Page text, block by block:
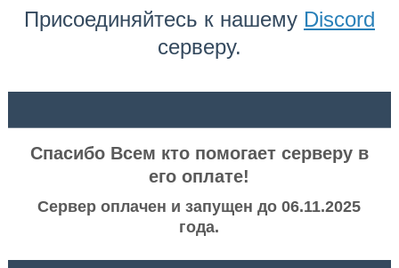
Присоединяйтесь к нашему Discord
серверу.
Спасибо Всем кто помогает серверу в
его оплате!
Сервер оплачен и запущен до 06.11.2025
года.